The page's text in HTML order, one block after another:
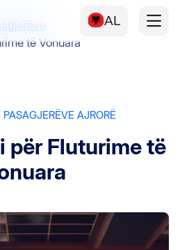
AL
të Vonuara
AJRORË
për Fluturime të